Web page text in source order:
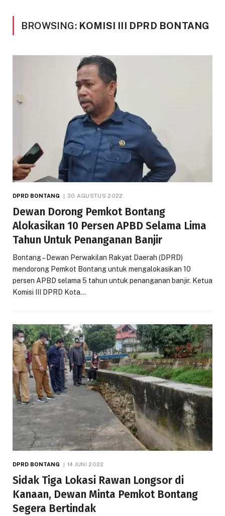
BROWSING: KOMISI III DPRD BONTANG
DPRD BONTANG 30 AGUSTUS 2022
Dewan Dorong Pemkot Bontang
Alokasikan 10 Persen APBD Selama Lima
Tahun Untuk Penanganan Banjir
Bontang – Dewan Perwakilan Rakyat Daerah (DPRD)
mendorong Pemkot Bontang untuk mengalokasikan 10
persen APBD selama 5 tahun untuk penanganan banjir. Ketua
Komisi III DPRD Kota…
DPRD BONTANG 14 JUNI 2022
Sidak Tiga Lokasi Rawan Longsor di
Kanaan, Dewan Minta Pemkot Bontang
Segera Bertindak